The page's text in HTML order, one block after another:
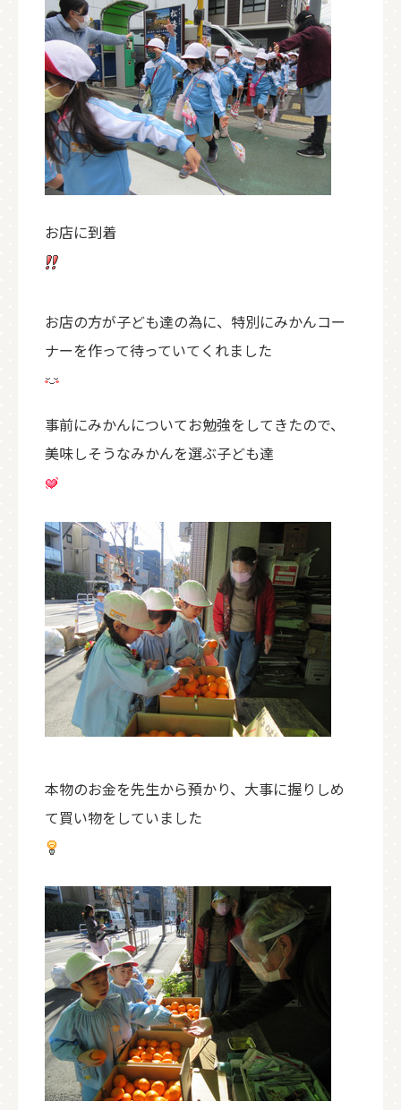
お店に到着
お店の方が子ども達の為に、特別にみかんコー
ナーを作って待っていてくれました
事前にみかんについてお勉強をしてきたので、
美味しそうなみかんを選ぶ子ども達
本物のお金を先生から預かり、大事に握りしめ
て買い物をしていました